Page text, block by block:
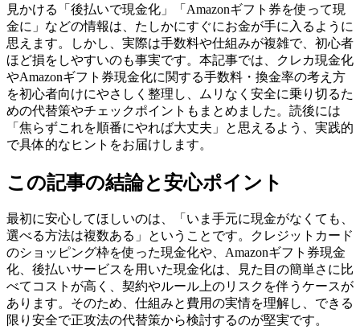
見かける「後払いで現金化」「Amazonギフト券を使って現
金に」などの情報は、たしかにすぐにお金が手に入るように
思えます。しかし、実際は手数料や仕組みが複雑で、初心者
ほど損をしやすいのも事実です。本記事では、クレカ現金化
やAmazonギフト券現金化に関する手数料・換金率の考え方
を初心者向けにやさしく整理し、ムリなく安全に乗り切るた
めの代替策やチェックポイントもまとめました。読後には
「焦らずこれを順番にやれば大丈夫」と思えるよう、実践的
で具体的なヒントをお届けします。
この記事の結論と安心ポイント
最初に安心してほしいのは、「いま手元に現金がなくても、
選べる方法は複数ある」ということです。クレジットカード
のショッピング枠を使った現金化や、Amazonギフト券現金
化、後払いサービスを用いた現金化は、見た目の簡単さに比
べてコストが高く、契約やルール上のリスクを伴うケースが
あります。そのため、仕組みと費用の実情を理解し、できる
限り安全で正攻法の代替策から検討するのが堅実です。